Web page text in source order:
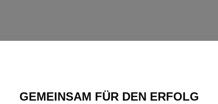
GEMEINSAM FÜR DEN ERFOLG